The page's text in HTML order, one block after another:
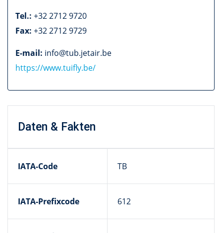
Tel.: +32 2712 9720
Fax: +32 2712 9729
E-mail: info@tub.jetair.be
https://www.tuifly.be/
Daten & Fakten
IATA-Code TB
IATA-Prefixcode 612